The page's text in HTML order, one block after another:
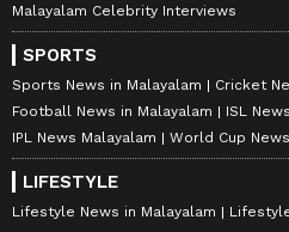
Malayalam Celebrity Interviews
SPORTS
Sports News in Malayalam
Cricket
Football News in Malayalam
ISL
IPL News Malayalam
World Cup
LIFESTYLE
Lifestyle News in Malayalam